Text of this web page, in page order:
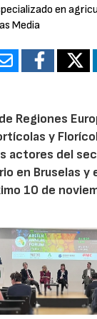
en
Media
Regiones
y
actores del
en Bruselas y
10 de